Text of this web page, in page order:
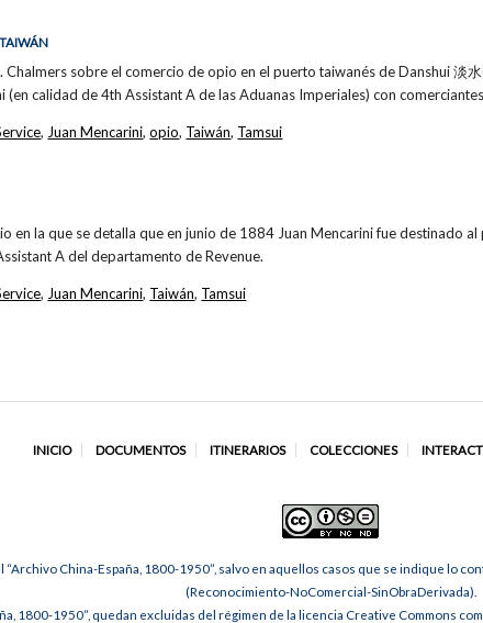
Chalmers sobre el comercio de opio en el puerto taiwanés de Danshui 淡
(en calidad de 4th Assistant A de las Aduanas Imperiales) con
, Juan Mencarini,opio, Taiwán, Tamsui
en la que se detalla que en junio de 1884 Juan Mencarini fue destinado
A del departamento de Revenue.
, Juan Mencarini, Taiwán, Tamsui
INICIO DOCUMENTOS ITINERARIOS COLECCIONES
China-España, 1800-1950”, salvo en aquellos casos que se indique lo
(Reconocimiento-NoComercial-SinObraDerivada).
1800-1950”, quedan excluidas del régimen de la licencia Creative Commons